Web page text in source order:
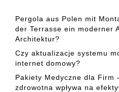
Pergola aus Polen mit
der Terrasse ein moderner
Architektur?
Czy aktualizacje systemu
internet domowy?
Pakiety Medyczne dla Firm
zdrowotna wpływa na